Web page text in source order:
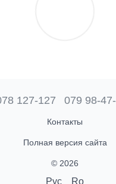
127-127 079 98-
Контакты
Полная версия сайта
© 2026
Рус Ro